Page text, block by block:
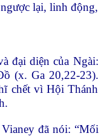
lại, linh động,
đại diện của Ngài:
(x. Ga 20,22-23).
chết vì Hội Thánh
đã nói: “Mối